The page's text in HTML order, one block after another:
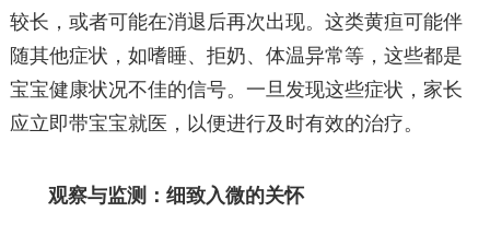
较长，或者可能在消退后再次出现。这类黄疸可能伴
随其他症状，如嗜睡、拒奶、体温异常等，这些都是
宝宝健康状况不佳的信号。一旦发现这些症状，家长
应立即带宝宝就医，以便进行及时有效的治疗。
观察与监测：细致入微的关怀